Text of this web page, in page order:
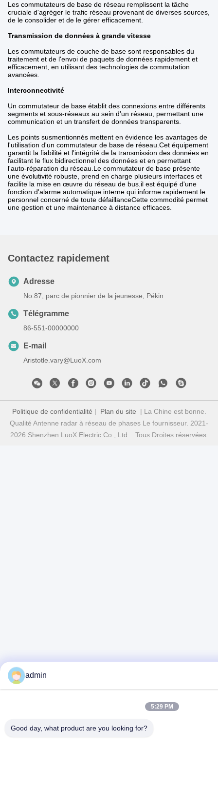
Les commutateurs de base de réseau remplissent la tâche
cruciale d'agréger le trafic réseau provenant de diverses sources,
de le consolider et de le gérer efficacement.
Transmission de données à grande vitesse
Les commutateurs de couche de base sont responsables du
traitement et de l'envoi de paquets de données rapidement et
efficacement, en utilisant des technologies de commutation
avancées.
Interconnectivité
Un commutateur de base établit des connexions entre différents
segments et sous-réseaux au sein d'un réseau, permettant une
communication et un transfert de données transparents.
Les points susmentionnés mettent en évidence les avantages de
l'utilisation d'un commutateur de base de réseau.Cet équipement
garantit la fiabilité et l'intégrité de la transmission des données en
facilitant le flux bidirectionnel des données et en permettant
l'auto-réparation du réseau.Le commutateur de base présente
une évolutivité robuste, prend en charge plusieurs interfaces et
facilite la mise en œuvre du réseau de bus.il est équipé d'une
fonction d'alarme automatique interne qui informe rapidement le
personnel concerné de toute défaillanceCette commodité permet
une gestion et une maintenance à distance efficaces.
Contactez rapidement
Adresse
No.87, parc de pionnier de la jeunesse, Pékin
Télégramme
86-551-00000000
E-mail
Aristotle.vary@LuoX.com
Politique de confidentialité | Plan du site | La Chine est bonne.
Qualité Antenne radar à réseau de phases Le fournisseur. 2021-
2026 Shenzhen LuoX Electric Co., Ltd. . Tous Droites réservées.
admin
5:29 PM
Good day, what product are you looking for?